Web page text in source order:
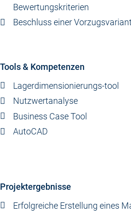
Bewertungskriterien
Beschluss einer
Tools & Kompetenzen
Lagerdimensionierungs-tool
Nutzwertanalyse
Business Case Tool
AutoCAD
Projektergebnisse
Erfolgreiche Erstellung eines